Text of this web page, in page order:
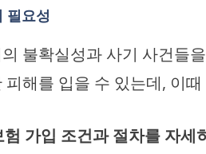
필요성
불확실성과 사기 사건들
피해를 입을 수 있는데, 이
가입 조건과 절차를 자세